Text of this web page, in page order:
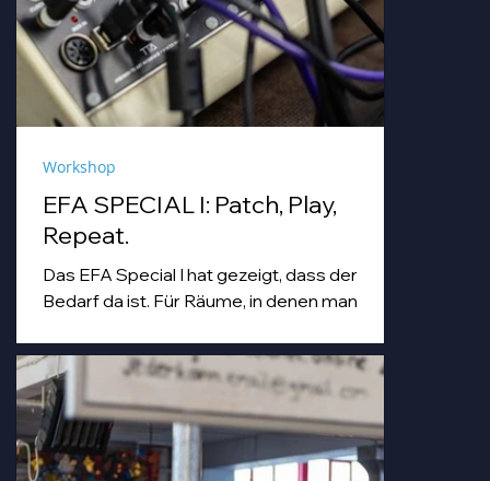
EFA SPECIAL I: Patch, Play,
Repeat.
Das EFA Special I hat gezeigt, dass der
Bedarf da ist. Für Räume, in denen man
Workshop, Begegnung und Musik unter
einem Dach zusammenbringen.
Workshop